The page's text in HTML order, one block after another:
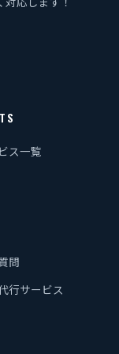
ス一覧
問
行サービス